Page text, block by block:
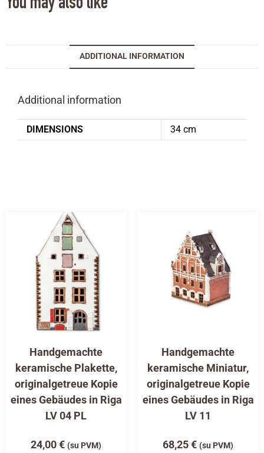
You may also like
ADDITIONAL INFORMATION
Additional information
DIMENSIONS 34 cm
Handgemachte
keramische Plakette,
originalgetreue Kopie
eines Gebäudes in Riga
LV 04 PL
24,00€ (su PVM)
Handgemachte
keramische Miniatur,
originalgetreue Kopie
eines Gebäudes in Riga
LV 11
68,25€ (su PVM)